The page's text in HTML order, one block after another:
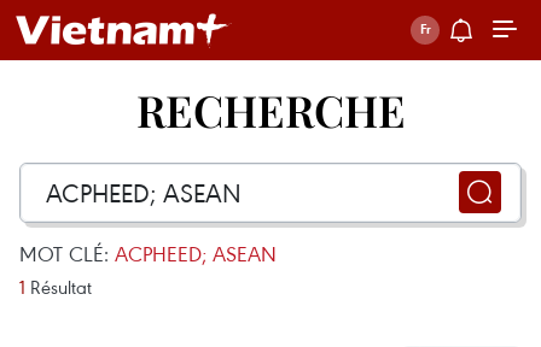
RECHERCHE
MOT CLÉ: ACPHEED; ASEAN
1 Résultat